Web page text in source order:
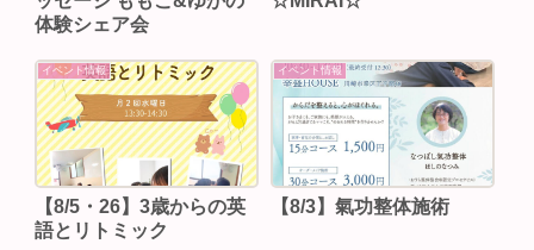
体験シェア会
イベント情報
【8/5・26】3歳からの英
語とリトミック
イベント情報
【8/3】⁡氣功整体施術